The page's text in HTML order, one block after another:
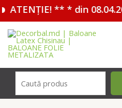
ATENȚIE! ** * din
Перейти
содержимому